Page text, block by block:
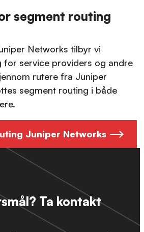
segment routing
Networks tilbyr vi
for service providers og andre
rutere fra Juniper
segment routing i både
Juniper Networks
Ta kontakt